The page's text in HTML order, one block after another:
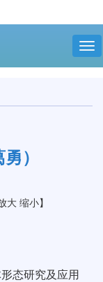
）
大 缩小】
态研究及应用